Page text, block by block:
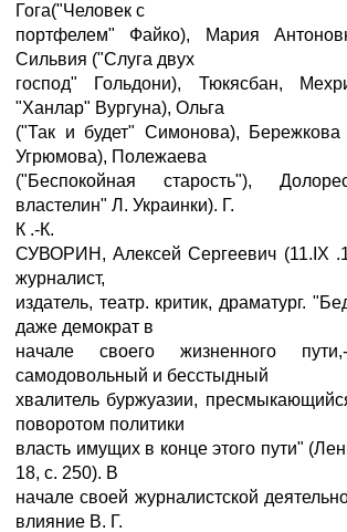
Гога("Человек с
портфелем" Файко), Мария
Сильвия ("Слуга двух
господ" Гольдони), Тюкясбан,
"Ханлар" Вургуна), Ольга
("Так и будет" Симонова), Бережкова
Угрюмова), Полежаева
("Беспокойная старость"),
властелин" Л. Украинки). Г.
К .-К.
СУВОРИН, Алексей Сергеевич (11.IX
журналист,
издатель, театр. критик, драматург.
даже демократ в
начале своего жизненного
самодовольный и бесстыдный
хвалитель буржуазии,
поворотом политики
власть имущих в конце этого пути"
18, с. 250). В
начале своей журналистской
влияние В. Г.